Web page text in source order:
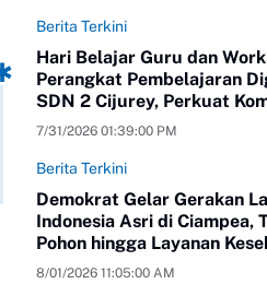
Berita Terkini
Hari Belajar Guru dan
Perangkat Pembelajaran
SDN 2 Cijurey, Perkuat
Pendidik
7/31/2026 01:39:00 PM
Berita Terkini
Demokrat Gelar Gerakan
Indonesia Asri di Ciampea,
Pohon hingga Layanan
Gratis
8/01/2026 11:05:00 AM